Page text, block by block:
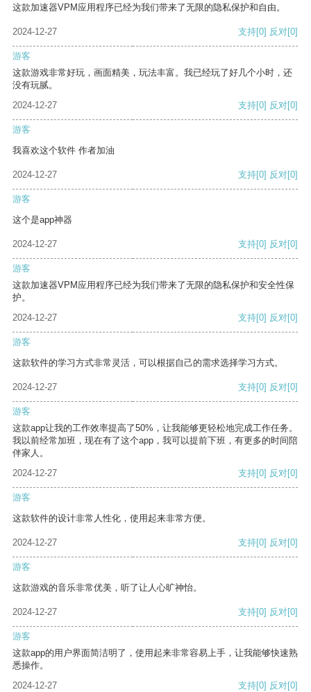
这款加速器VPM应用程序已经为我们带来了无限的隐私保护和自由。
2024-12-27 支持[0] 反对[0]
游客
这款游戏非常好玩，画面精美，玩法丰富。我已经玩了好几个小时，还
没有玩腻。
2024-12-27
支持[0] 反对[0]
游客
我喜欢这个软件 作者加油
2024-12-27 支持[0] 反对[0]
游客
这个是app神器
2024-12-27 支持[0] 反对[0]
游客
这款加速器VPM应用程序已经为我们带来了无限的隐私保护和安全性保
护。
2024-12-27
支持[0] 反对[0]
游客
这款软件的学习方式非常灵活，可以根据自己的需求选择学习方式。
2024-12-27 支持[0] 反对[0]
游客
这款app让我的工作效率提高了50%，让我能够更轻松地完成工作任务。
我以前经常加班，现在有了这个app，我可以提前下班，有更多的时间陪
伴家人。
2024-12-27
支持[0] 反对[0]
游客
这款软件的设计非常人性化，使用起来非常方便。
2024-12-27 支持[0] 反对[0]
游客
这款游戏的音乐非常优美，听了让人心旷神怡。
2024-12-27 支持[0] 反对[0]
游客
这款app的用户界面简洁明了，使用起来非常容易上手，让我能够快速熟
悉操作。
2024-12-27
支持[0] 反对[0]